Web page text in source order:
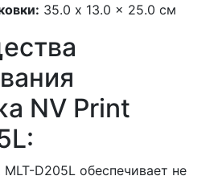
35.0 x 13.0 x 25.0 см
NV Print
D205L обеспечивает не